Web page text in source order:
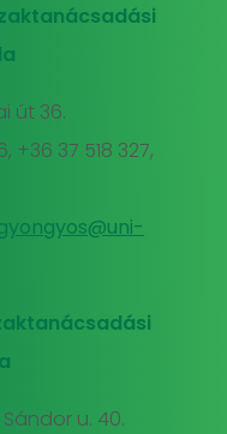
út 36.
+36 37 518 327,
u. 40.